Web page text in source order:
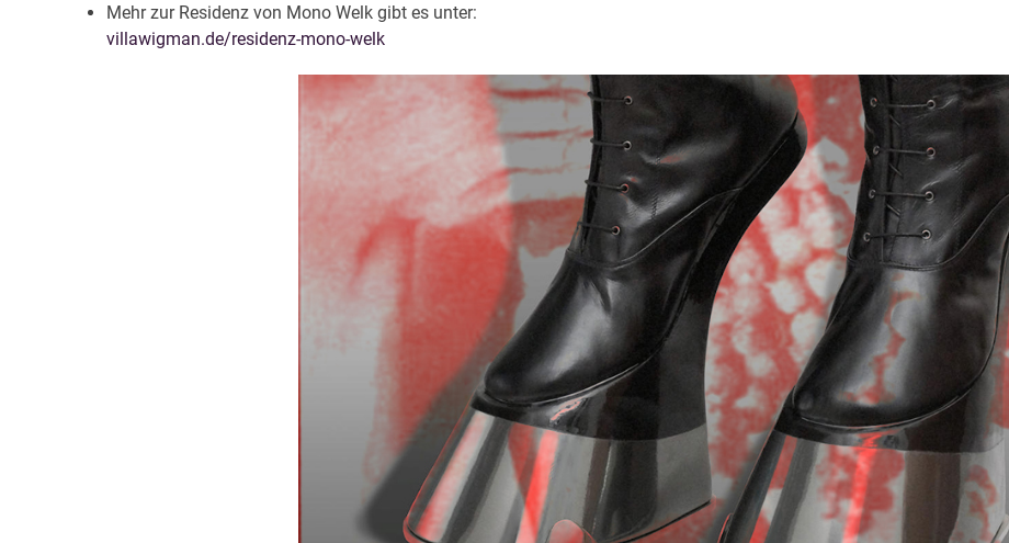
Mehr zur Residenz von Mono Welk gibt es unter:
villawigman.de/residenz-mono-welk